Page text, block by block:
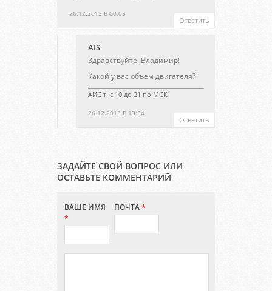
26.12.2013 В 00:05
Ответить
AIS
26.12.2013 В 13:54
Здравствуйте, Владимир!
Какой у вас объем двигателя?
АИС т. с 10 до 21 по МСК
Ответить
ЗАДАЙТЕ СВОЙ ВОПРОС ИЛИ
ОСТАВЬТЕ КОММЕНТАРИЙ
ВАШЕ ИМЯ
*
ПОЧТА*